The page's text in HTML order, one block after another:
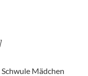
Schwule Mädchen